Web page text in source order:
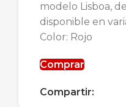
modelo Lisboa,
disponible en
Color: Rojo
Comprar
Compartir: